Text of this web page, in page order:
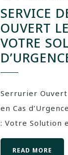
SERVICE
OUVERT
VOTRE
Serrurier
en Cas
: Votre Solution
READ MORE